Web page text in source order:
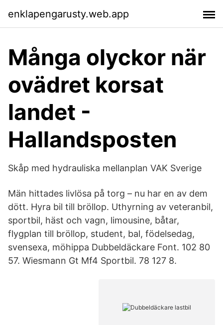
enklapengarusty.web.app
Många olyckor när
ovädret korsat
landet -
Hallandsposten
Skåp med hydrauliska mellanplan VAK Sverige
Män hittades livlösa på torg – nu har en av dem
dött. Hyra bil till bröllop. Uthyrning av veteranbil,
sportbil, häst och vagn, limousine, båtar,
flygplan till bröllop, student, bal, födelsedag,
svensexa, möhippa Dubbeldäckare Font. 102 80
57. Wiesmann Gt Mf4 Sportbil. 78 127 8.